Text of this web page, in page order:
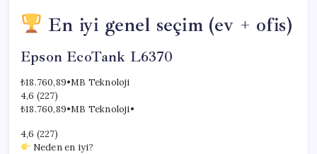
En iyi genel seçim (ev + ofis)
Epson EcoTank L6370
₺18.760,89•MB Teknoloji
4,6 (227)
₺18.760,89•MB Teknoloji•
4,6 (227)
Neden en iyi?